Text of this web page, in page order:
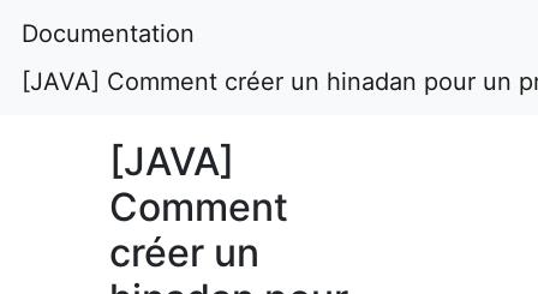
Documentation
[JAVA] Comment créer un hinadan pour un
[JAVA]
Comment
créer un